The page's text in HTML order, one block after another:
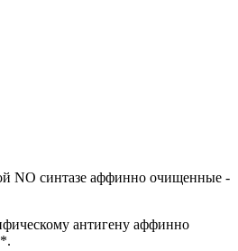
NO синтазе аффинно очищенные -
антигену аффинно